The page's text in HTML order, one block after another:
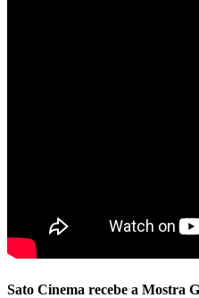
Sato Cinema recebe a Mostra